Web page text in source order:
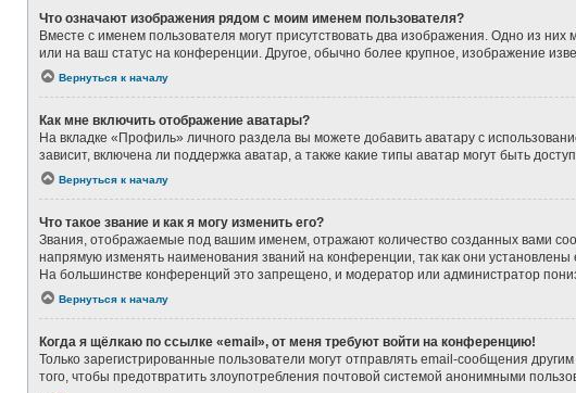
Что означают изображения рядом с моим именем пользователя?
Вместе с именем пользователя могут присутствовать два изображения. Одно из
или на ваш статус на конференции. Другое, обычно более крупное, изображение
Вернуться к началу
Как мне включить отображение аватары?
На вкладке «Профиль» личного раздела вы можете добавить аватару с
зависит, включена ли поддержка аватар, а также какие типы аватар могут быть
Вернуться к началу
Что такое звание и как я могу изменить его?
Звания, отображаемые под вашим именем, отражают количество созданных вами
напрямую изменять наименования званий на конференции, так как они
На большинстве конференций это запрещено, и модератор или администратор
Вернуться к началу
Когда я щёлкаю по ссылке «email», от меня требуют войти на конференцию!
Только зарегистрированные пользователи могут отправлять email-сообщения
того, чтобы предотвратить злоупотребления почтовой системой анонимными